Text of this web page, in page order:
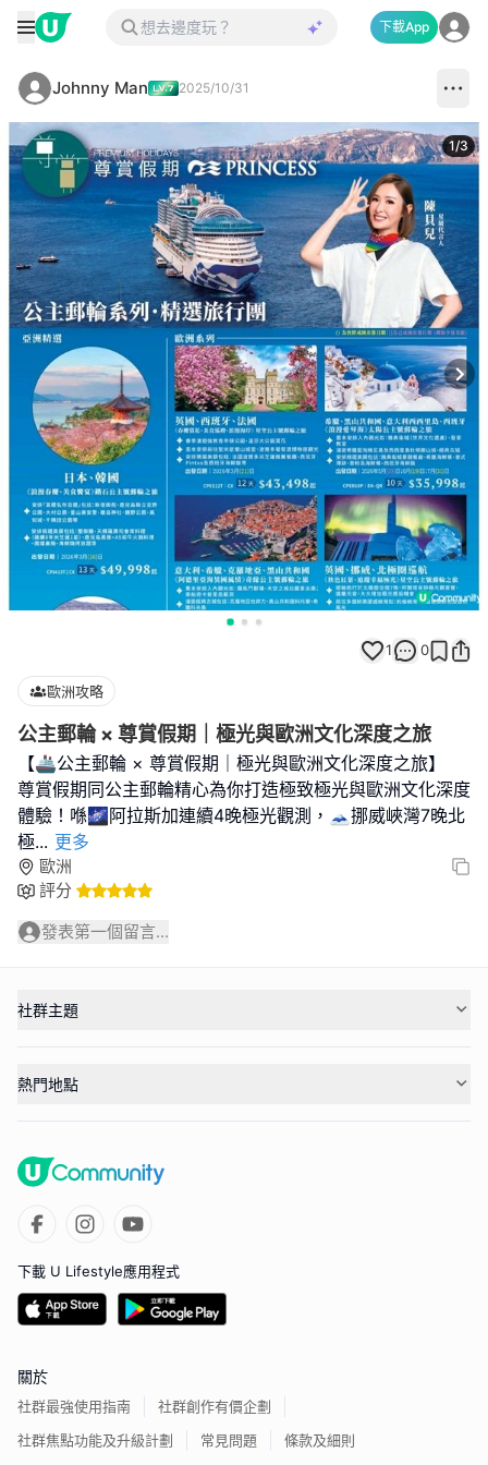
下載App
Johnny Man 2025/10/31
1/3
1 0
歐洲攻略
公主郵輪 × 尊賞假期｜極光與歐洲文化深度之旅
【🚢公主郵輪 × 尊賞假期｜極光與歐洲文化深度之旅】
尊賞假期同公主郵輪精心為你打造極致極光與歐洲文化深度
體驗！喺🌌阿拉斯加連續4晚極光觀測，🗻挪威峽灣7晚北
極... 更多
歐洲
評分
發表第一個留言...
社群主題
熱門地點
下載 U Lifestyle應用程式
關於
社群最強使用指南
社群創作有價企劃
社群焦點功能及升級計劃
常見問題 條款及細則